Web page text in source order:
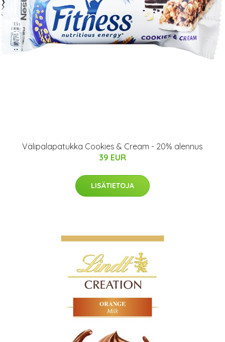
Välipalapatukka Cookies & Cream - 20% alennus
39 EUR
LISÄTIETOJA